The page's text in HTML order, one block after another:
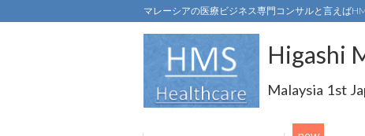
マレーシアの医療ビジネス専門コンサルと言えば
Higashi
Malaysia 1st